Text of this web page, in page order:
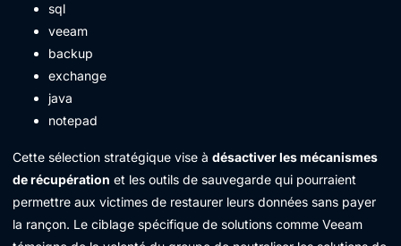
sql
veeam
backup
exchange
java
notepad
Cette sélection stratégique vise à désactiver les mécanismes
de récupération et les outils de sauvegarde qui pourraient
permettre aux victimes de restaurer leurs données sans payer
la rançon. Le ciblage spécifique de solutions comme Veeam